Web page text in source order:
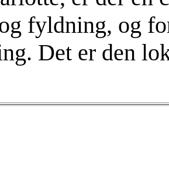
fyldning, og
Det er den